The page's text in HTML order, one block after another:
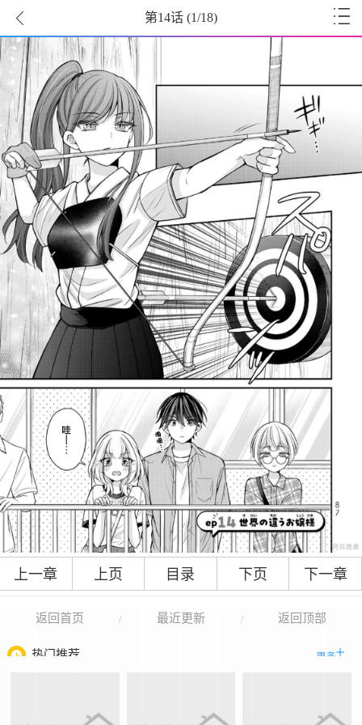
第14话 (1/18)
上一章 上页 目录 下页 下一章
返回首页 / 最近更新 / 返回顶部
热门推荐